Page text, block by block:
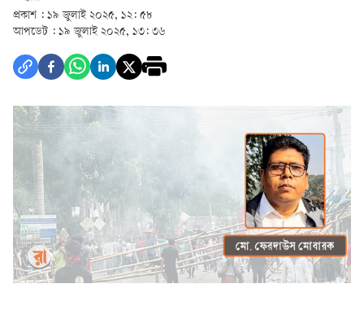
প্রকাশ : ১৯ জুলাই ২০২৫, ১২: ৫৮
আপডেট : ১৯ জুলাই ২০২৫, ১৩: ৩৬